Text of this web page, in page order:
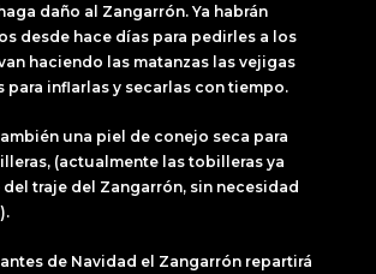
daño al Zangarrón. Ya habrán
desde hace días para pedirles a los
haciendo las matanzas las vejigas
para inflarlas y secarlas con tiempo.
una piel de conejo seca para
(actualmente las tobilleras ya
traje del Zangarrón, sin necesidad
de Navidad el Zangarrón repartirá